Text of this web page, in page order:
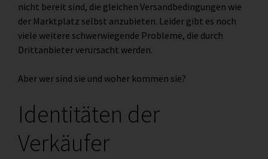
nicht bereit sind, die gleichen Versandbedingungen wie
der Marktplatz selbst anzubieten. Leider gibt es noch
viele weitere schwerwiegende Probleme, die durch
Drittanbieter verursacht werden.
Aber wer sind sie und woher kommen sie?
Identitäten der
Verkäufer